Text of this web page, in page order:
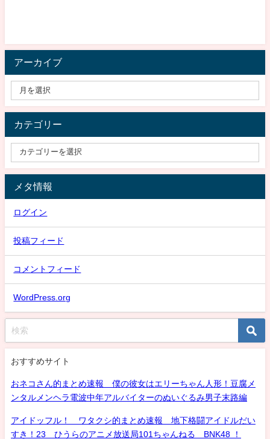
アーカイブ
カテゴリー
メタ情報
ログイン
投稿フィード
コメントフィード
WordPress.org
おすすめサイト
おネコさん的まとめ速報 僕の彼女はエリーちゃん人形！豆腐メ
ンタルメンヘラ電波中年アルバイターのぬいぐるみ男子末路編
アイドッフル！ ワタクシ的まとめ速報 地下格闘アイドルだい
すき！23 ひうらのアニメ放送局101ちゃんねる BNK48 ！